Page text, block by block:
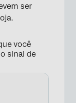
ser
você
sinal de